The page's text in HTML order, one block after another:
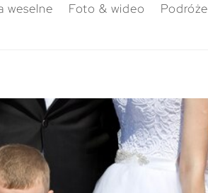
weselne Foto & wideo Podróże